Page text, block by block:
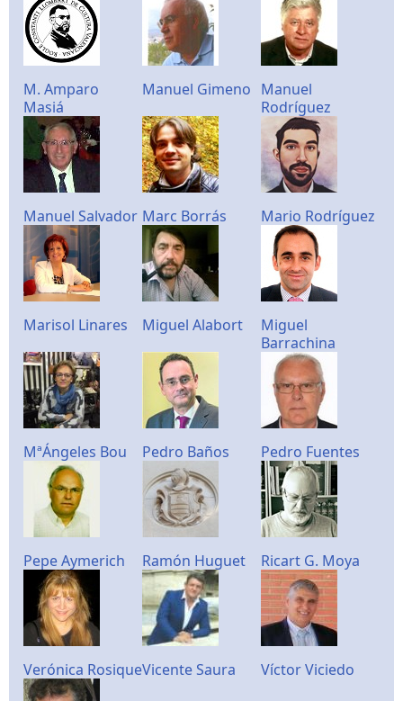
M. Amparo
Masiá
Manuel Gimeno Manuel
Rodríguez
Manuel Salvador Marc Borrás Mario Rodríguez
Marisol Linares Miguel Alabort
Miguel
Barrachina
MªÁngeles Bou Pedro Baños Pedro Fuentes
Pepe Aymerich Ramón Huguet Ricart G. Moya
Verónica RosiqueVicente Saura Víctor Viciedo